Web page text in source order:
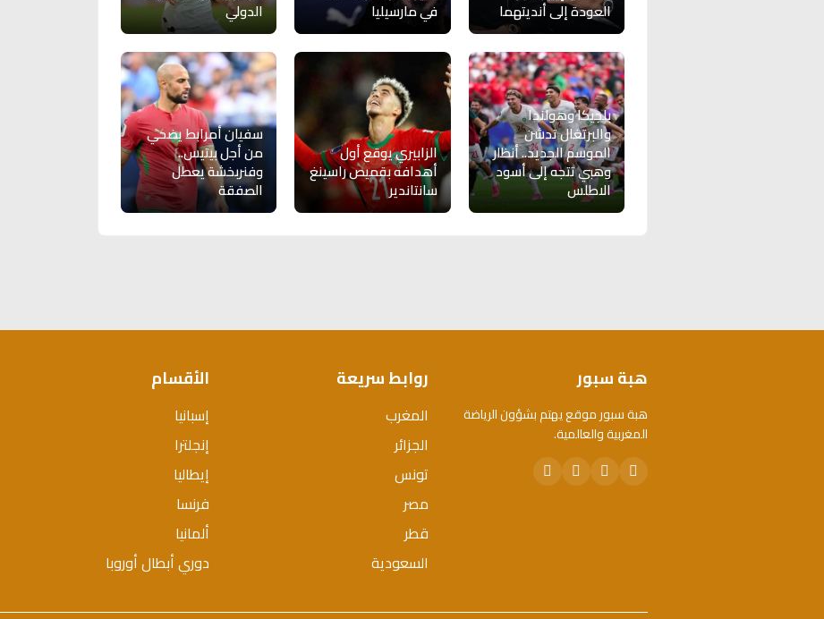
العودة إلى أنديتهما في مارسيليا الدولي
بلجيكا وهولندا
والبرتغال تدشن
الموسم الجديد.. أنظار
وهبي تتجه إلى أسود
الاطلس
الزابيري يوقع أول
أهدافه بقميص راسينغ
سانتاندير
سفيان أمرابط يضحي
من أجل بيتيس..
وفنربخشة يعطل
الصفقة
هبة سبور
هبة سبور موقع يهتم بشؤون الرياضة
المغربية والعالمية.
روابط سريعة
المغرب
الجزائر
تونس
مصر
قطر
السعودية
الأقسام
إسبانيا
إنجلترا
إيطاليا
فرنسا
ألمانيا
دوري أبطال أوروبا